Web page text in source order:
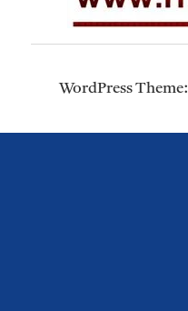
WordPress